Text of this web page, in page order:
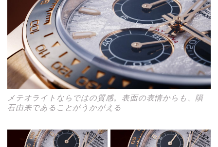
メテオライトならではの質感。表面の表情からも、隕
石由来であることがうかがえる